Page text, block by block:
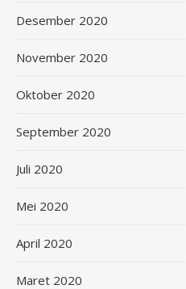
Desember 2020
November 2020
Oktober 2020
September 2020
Juli 2020
Mei 2020
April 2020
Maret 2020